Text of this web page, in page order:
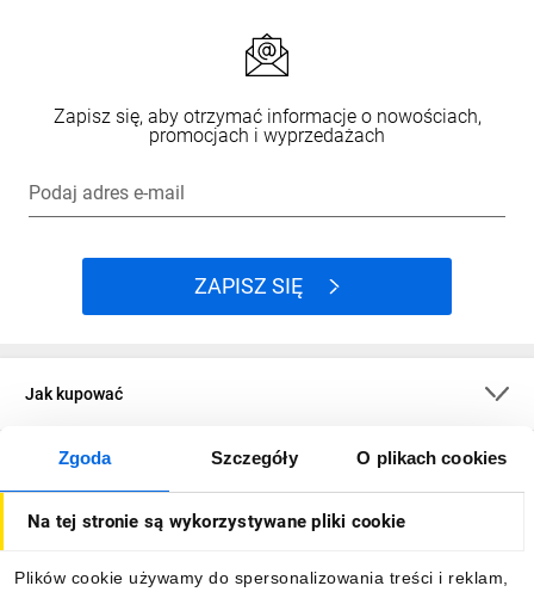
Zgoda Szczegóły O plikach cookies
Na tej stronie są wykorzystywane pliki cookie
Plików cookie używamy do spersonalizowania treści i reklam,
Zapisz się, aby otrzymać informacje o nowościach,
promocjach i wyprzedażach
Podaj adres e-mail
ZAPISZ SIĘ
Jak kupować
O firmie